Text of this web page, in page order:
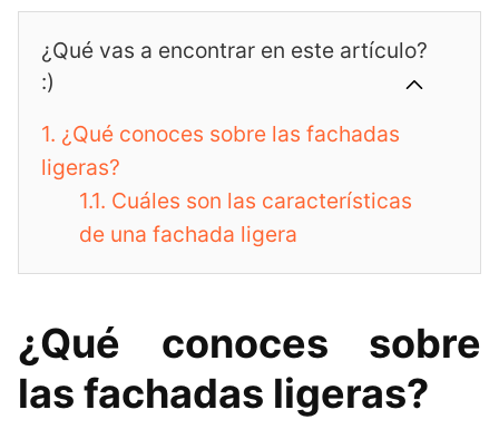
¿Qué vas a encontrar en este artículo?
:)
1. ¿Qué conoces sobre las fachadas
ligeras?
1.1. Cuáles son las características
de una fachada ligera
¿Qué conoces sobre
las fachadas ligeras?